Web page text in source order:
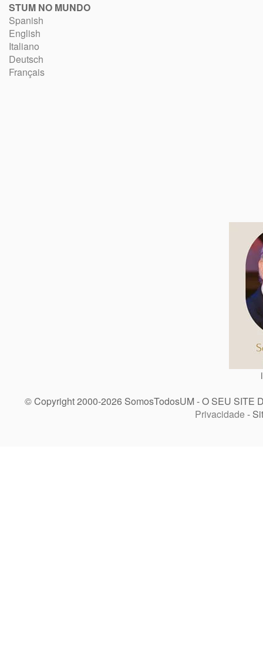
STUM NO MUNDO
Spanish
English
Italiano
Deutsch
Français
© Copyright 2000-2026 SomosTodosUM - O SEU SITE
Privacidade -